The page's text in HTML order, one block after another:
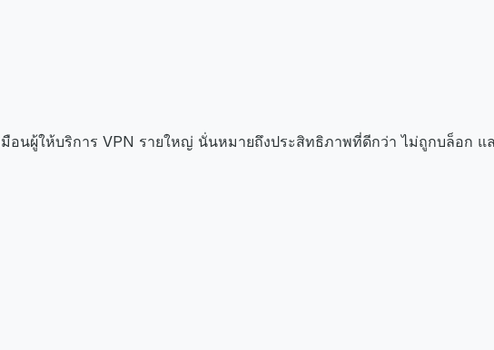
อนผู้ให้บริการ VPN รายใหญ่ นั่นหมายถึงประสิทธิภาพที่ดีกว่า ไม่ถูกบล็อก แ